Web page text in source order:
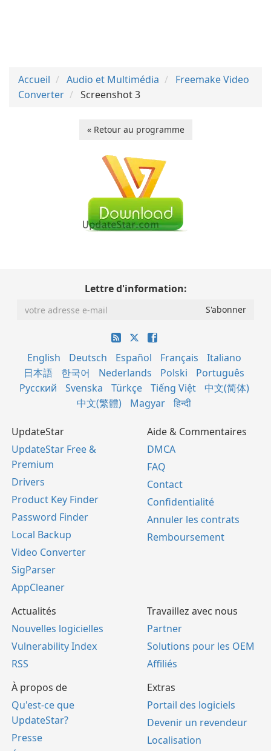
Accueil Audio et Multimédia
Freemake Video
Converter
Screenshot 3
« Retour au programme
Lettre d'information:
English Deutsch Español Français
Italiano
日本語
한국어 Nederlands Polski
Português
Русский
Svenska Türkçe Tiếng Việt
中文(简体)
中文(繁體)
Magyar हिन्दी
UpdateStar
UpdateStar Free &
Premium
Drivers
Product Key Finder
Password Finder
Local Backup
Video Converter
SigParser
AppCleaner
Aide & Commentaires
DMCA
FAQ
Contact
Confidentialité
Annuler les contrats
Remboursement
Actualités
Nouvelles logicielles
Vulnerability Index
RSS
Travaillez avec nous
Partner
Solutions pour les OEM
Affiliés
À propos de
Qu'est-ce que
UpdateStar?
Presse
Extras
Portail des logiciels
Devenir un revendeur
Localisation